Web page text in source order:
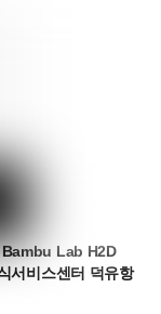
Bambu Lab H2D
서비스센터 덕유항